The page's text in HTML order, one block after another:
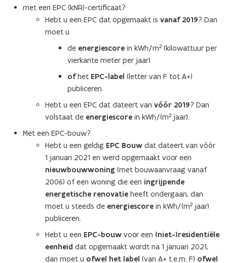
met een EPC (kNR)-certificaat?
Hebt u een EPC dat opgemaakt is vanaf 2019? Dan
moet u
de energiescore in kWh/m² (kilowattuur per
vierkante meter per jaar)
ofhet EPC-label (letter van F tot A+)
publiceren.
Hebt u een EPC dat dateert van vóór 2019? Dan
volstaat de energiescore in kWh/(m² jaar).
Met een EPC-bouw?
Hebt u een geldig EPC Bouw dat dateert van vóór
1 januari 2021 en werd opgemaakt voor een
nieuwbouwwoning (met bouwaanvraag vanaf
2006) of een woning die een ingrijpende
energetische renovatie heeft ondergaan, dan
moet u steeds de energiescore in kWh/(m² jaar)
publiceren.
Hebt u een EPC-bouw voor een (niet-)residentiële
eenheid dat opgemaakt wordt na 1 januari 2021,
dan moet u ofwel het label (van A+ t.e.m. F) ofwel